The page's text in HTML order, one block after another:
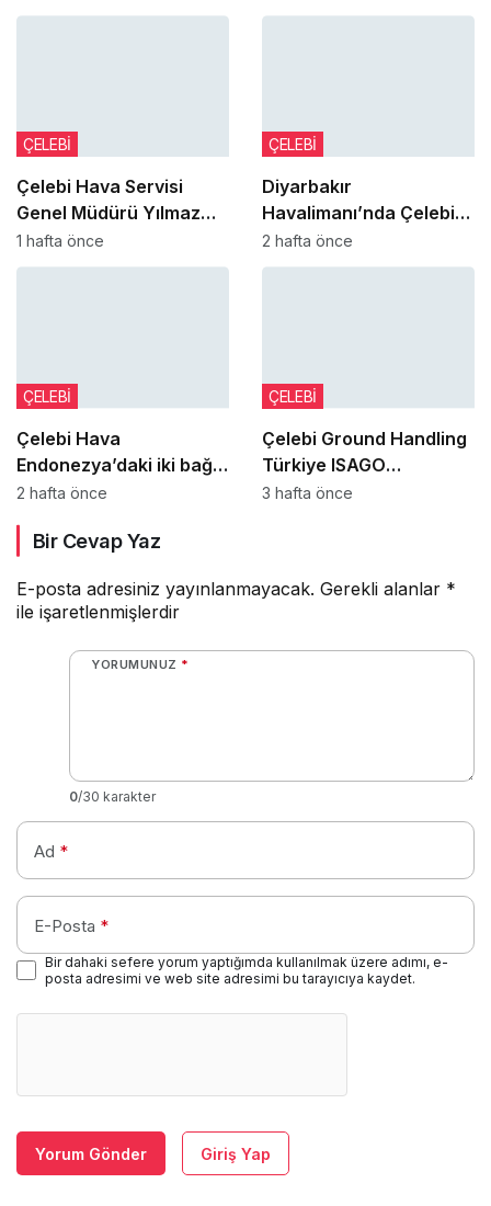
Birliği’ne destek
Çelebi Hava Servisi
Genel Müdürü Yılmaz
sahadaki çalışanlarla
biraraya geldi
ÇELEBİ
1 hafta önce
Diyarbakır
Havalimanı’nda Çelebi
Platinum Lounge hizmet
ağı genişliyor
ÇELEBİ
2 hafta önce
Çelebi Hava
Endonezya’daki iki bağlı
ortaklığının sermaye
ÇELEBİ
2 hafta önce
Çelebi Ground Handling
Türkiye ISAGO
Denetimi’ni başarıyla
ÇELEBİ
3 hafta önce
Bir Cevap Yaz
E-posta adresiniz yayınlanmayacak. Gerekli alanlar *
ile işaretlenmişlerdir
YORUMUNUZ *
0/30 karakter
Ad *
E-Posta *
Bir dahaki sefere yorum yaptığımda kullanılmak üzere adımı, e-
posta adresimi ve web site adresimi bu tarayıcıya kaydet.
Yorum Gönder Giriş Yap